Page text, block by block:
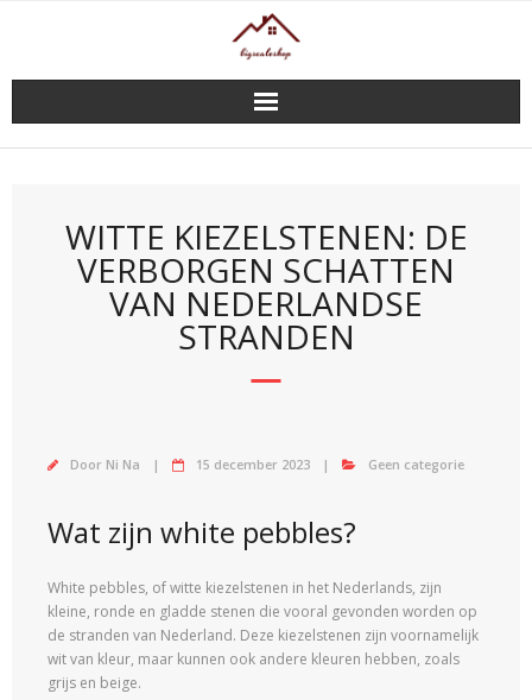
WITTE KIEZELSTENEN: DE
VERBORGEN SCHATTEN
VAN NEDERLANDSE
STRANDEN
Door Ni Na 15 december 2023 Geen categorie
Wat zijn white pebbles?
White pebbles, of witte kiezelstenen in het Nederlands, zijn
kleine, ronde en gladde stenen die vooral gevonden worden op
de stranden van Nederland. Deze kiezelstenen zijn voornamelijk
wit van kleur, maar kunnen ook andere kleuren hebben, zoals
grijs en beige.